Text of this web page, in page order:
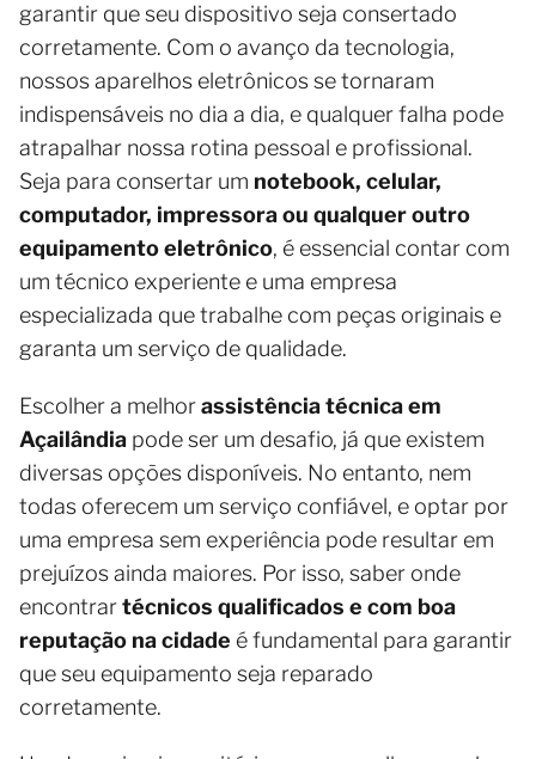
garantir que seu dispositivo seja consertado
corretamente. Com o avanço da tecnologia,
nossos aparelhos eletrônicos se tornaram
indispensáveis no dia a dia, e qualquer falha pode
atrapalhar nossa rotina pessoal e profissional.
Seja para consertar um notebook, celular,
computador, impressora ou qualquer outro
equipamento eletrônico, é essencial contar com
um técnico experiente e uma empresa
especializada que trabalhe com peças originais e
garanta um serviço de qualidade.
Escolher a melhorassistência técnica em
Açailândia pode ser um desafio, já que existem
diversas opções disponíveis. No entanto, nem
todas oferecem um serviço confiável, e optar por
uma empresa sem experiência pode resultar em
prejuízos ainda maiores. Por isso, saber onde
encontrartécnicos qualificados e com boa
reputação na cidade é fundamental para garantir
que seu equipamento seja reparado
corretamente.